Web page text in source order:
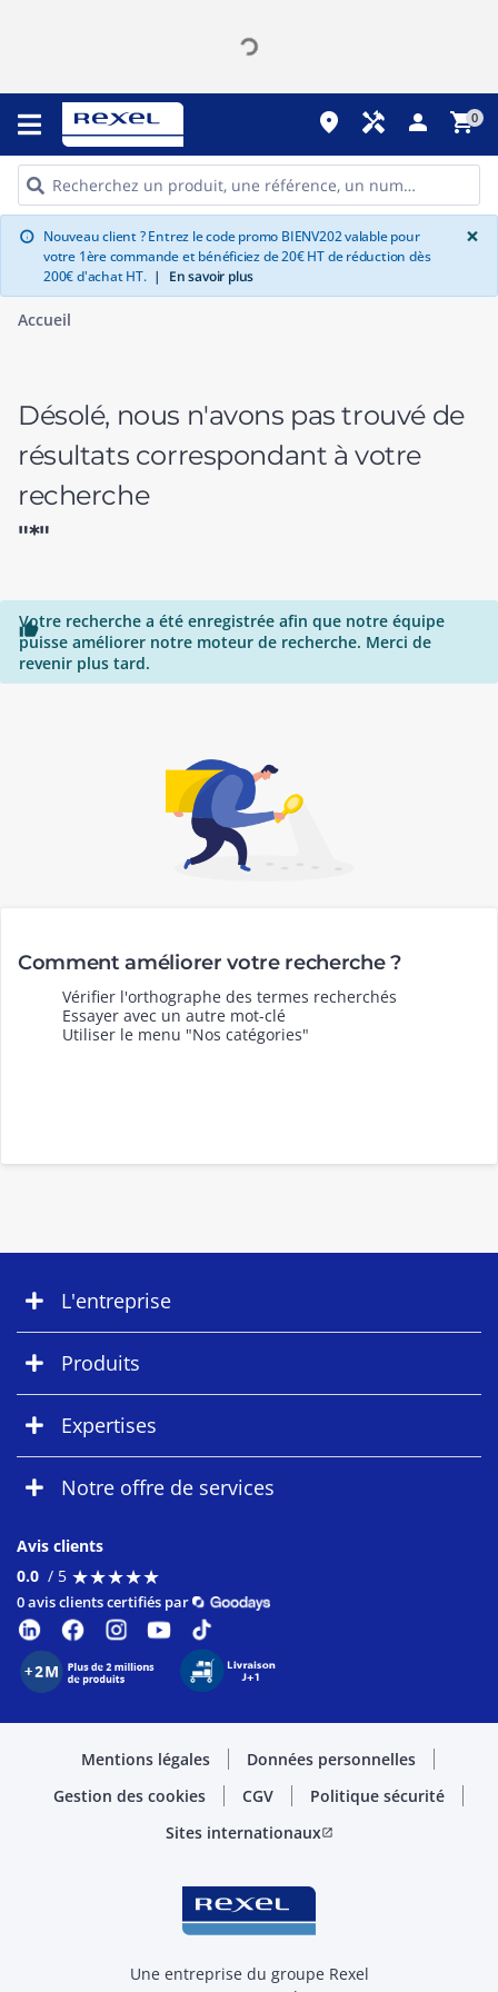
place handyman person shopping_cart0
info Nouveau client ? Entrez le code promo BIENV202 valable pour
votre 1ère commande et bénéficiez de 20€ HT de réduction dès
200€ d'achat HT. | En savoir plus
×
Accueil
Désolé, nous n'avons pas trouvé de
résultats correspondant à votre
recherche
"*"

Votre recherche a été enregistrée afin que notre équipe
puisse améliorer notre moteur de recherche. Merci de
revenir plus tard.
Comment améliorer votre recherche ?
Vérifier l'orthographe des termes recherchés
Essayer avec un autre mot-clé
Utiliser le menu "Nos catégories"
L'entreprise
Produits
Expertises
Notre offre de services
Avis clients
0.0 / 5 ★★★★★
★★★★★
0 avis clients certifiés par
Mentions légales
Données personnelles
Gestion des cookies
CGV
Politique sécurité
Sites internationauxopen_in_new
Une entreprise du groupe Rexel